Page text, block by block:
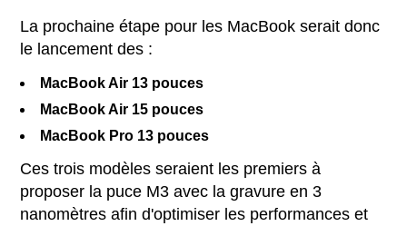
La prochaine étape pour les MacBook serait donc
le lancement des :
MacBook Air 13 pouces
MacBook Air 15 pouces
MacBook Pro 13 pouces
Ces trois modèles seraient les premiers à
proposer la puce M3 avec la gravure en 3
nanomètres afin d'optimiser les performances et